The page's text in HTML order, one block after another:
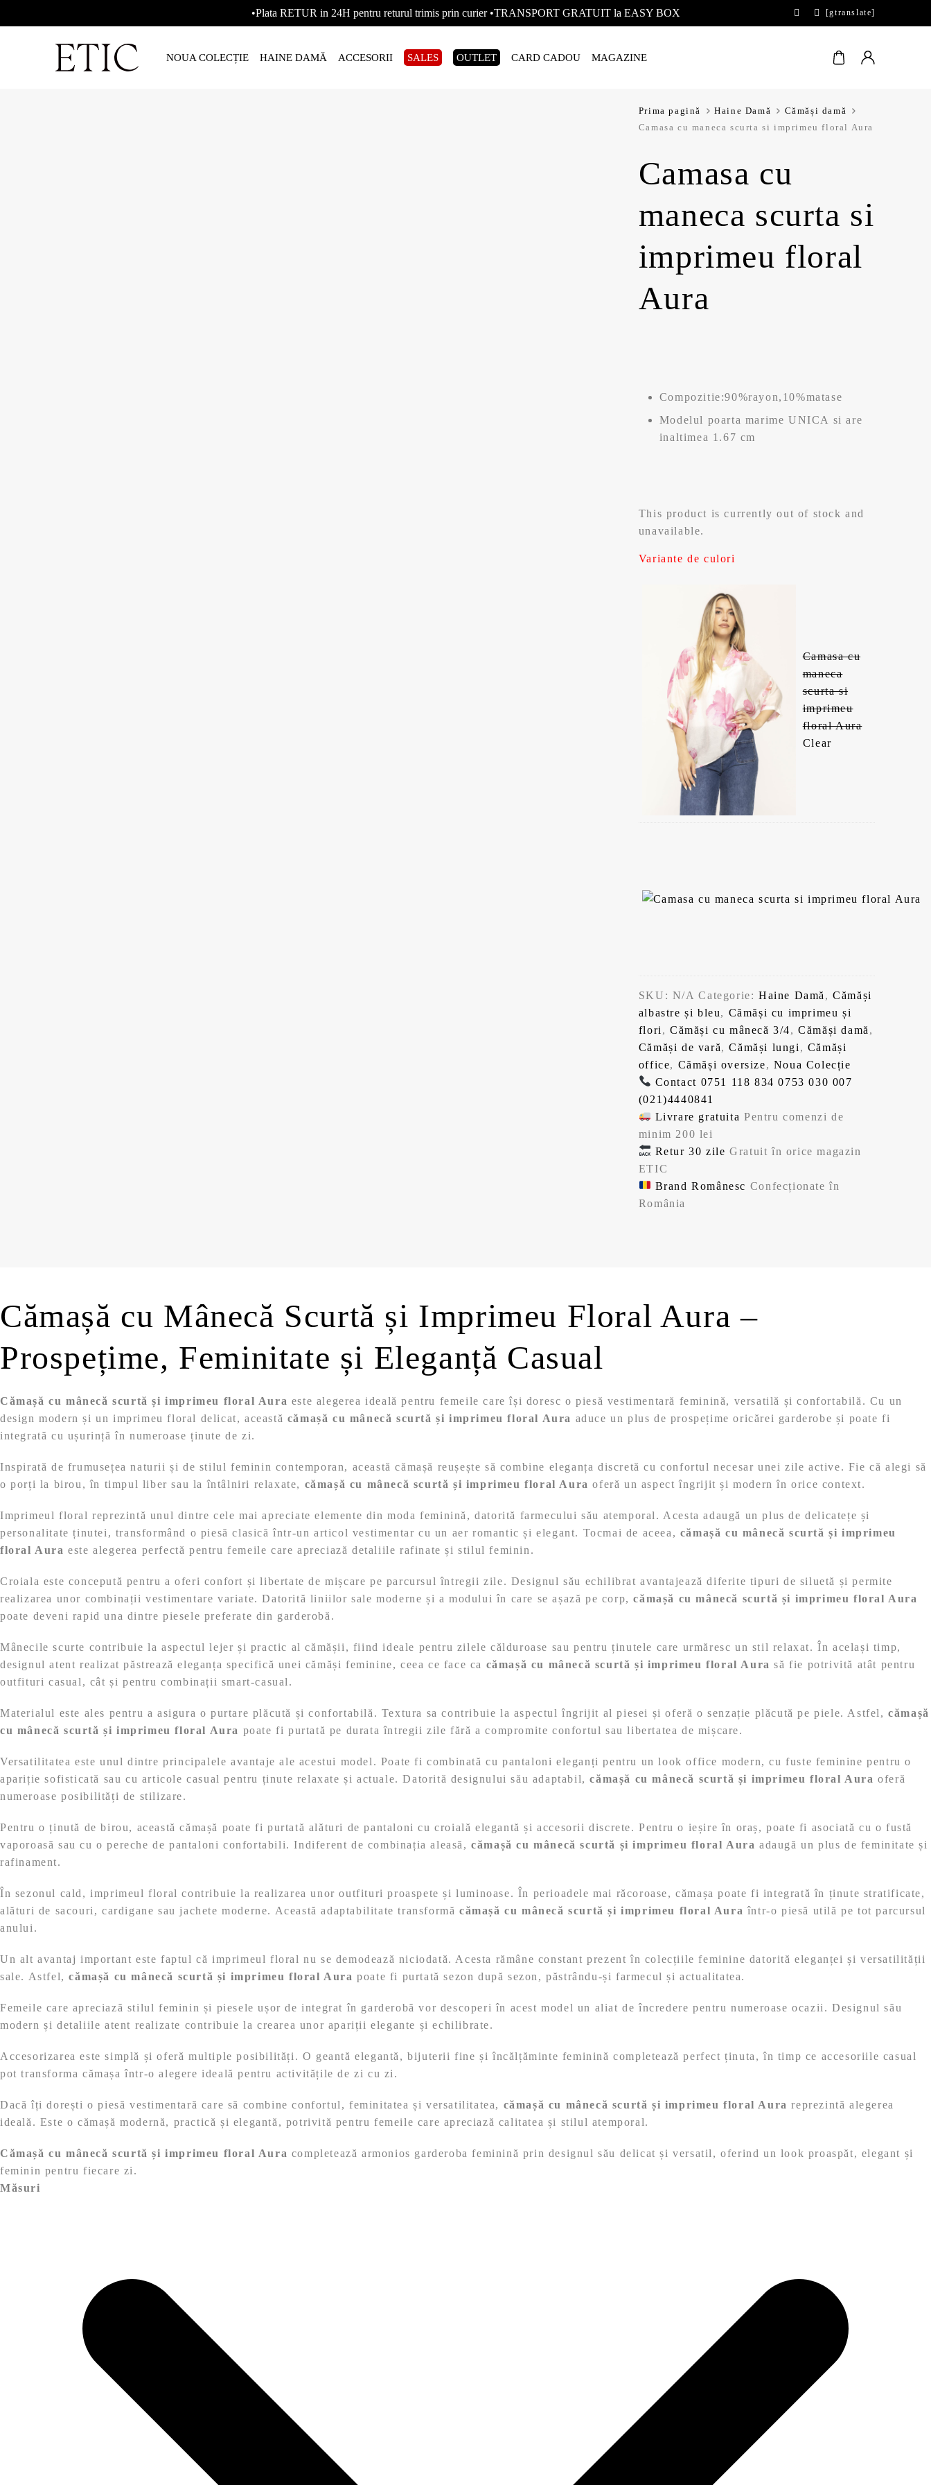
•Plata RETUR in 24H pentru returul trimis prin curier •TRANSPORT GRATUIT la EASY BOX [gtranslate]
NOUA COLECȚIE HAINE DAMĂ ACCESORII SALES OUTLET CARD CADOU MAGAZINE
Prima pagină Haine Damă
Cămăși damă
Camasa cu maneca scurta si imprimeu floral Aura
Camasa cu
maneca scurta si
imprimeu floral
Aura
Compozitie:90%rayon,10%matase
Modelul poarta marime UNICA si are
inaltimea 1.67 cm
This product is currently out of stock and
unavailable.
Variante de culori
Camasa cu
maneca
scurta si
imprimeu
floral Aura
Clear
SKU: N/A Categorie: Haine Damă ,Cămăși
albastre și bleu, Cămăși cu imprimeu și
flori ,Cămăși cu mânecă 3/4,Cămăși damă ,
Cămăși de vară,Cămăși lungi , Cămăși
office, Cămăși oversize, Noua Colecție
Contact 0751 118 834 0753 030 007
(021)4440841
Livrare gratuita Pentru comenzi de
minim 200 lei
Retur 30 zile Gratuit în orice magazin
ETIC
Brand Românesc Confecționate în
România
Cămașă cu Mânecă Scurtă și Imprimeu Floral Aura –
Prospețime, Feminitate și Eleganță Casual
Cămașă cu mânecă scurtă și imprimeu floral Aura este alegerea ideală pentru femeile care își doresc o piesă vestimentară feminină, versatilă și confortabilă. Cu un
design modern și un imprimeu floral delicat, această cămașă cu mânecă scurtă și imprimeu floral Aura aduce un plus de prospețime oricărei garderobe și poate fi
integrată cu ușurință în numeroase ținute de zi.
Inspirată de frumusețea naturii și de stilul feminin contemporan, această cămașă reușește să combine eleganța discretă cu confortul necesar unei zile active. Fie că alegi să
o porți la birou, în timpul liber sau la întâlniri relaxate, cămașă cu mânecă scurtă și imprimeu floral Aura oferă un aspect îngrijit și modern în orice context.
Imprimeul floral reprezintă unul dintre cele mai apreciate elemente din moda feminină, datorită farmecului său atemporal. Acesta adaugă un plus de delicatețe și
personalitate ținutei, transformând o piesă clasică într-un articol vestimentar cu un aer romantic și elegant. Tocmai de aceea, cămașă cu mânecă scurtă și imprimeu
floral Aura este alegerea perfectă pentru femeile care apreciază detaliile rafinate și stilul feminin.
Croiala este concepută pentru a oferi confort și libertate de mișcare pe parcursul întregii zile. Designul său echilibrat avantajează diferite tipuri de siluetă și permite
realizarea unor combinații vestimentare variate. Datorită liniilor sale moderne și a modului în care se așază pe corp,cămașă cu mânecă scurtă și imprimeu floral Aura
poate deveni rapid una dintre piesele preferate din garderobă.
Mânecile scurte contribuie la aspectul lejer și practic al cămășii, fiind ideale pentru zilele călduroase sau pentru ținutele care urmăresc un stil relaxat. În același timp,
designul atent realizat păstrează eleganța specifică unei cămăși feminine, ceea ce face ca cămașă cu mânecă scurtă și imprimeu floral Aura să fie potrivită atât pentru
outfituri casual, cât și pentru combinații smart-casual.
Materialul este ales pentru a asigura o purtare plăcută și confortabilă. Textura sa contribuie la aspectul îngrijit al piesei și oferă o senzație plăcută pe piele. Astfel,cămașă
cu mânecă scurtă și imprimeu floral Aura poate fi purtată pe durata întregii zile fără a compromite confortul sau libertatea de mișcare.
Versatilitatea este unul dintre principalele avantaje ale acestui model. Poate fi combinată cu pantaloni eleganți pentru un look office modern, cu fuste feminine pentru o
apariție sofisticată sau cu articole casual pentru ținute relaxate și actuale. Datorită designului său adaptabil,cămașă cu mânecă scurtă și imprimeu floral Aura oferă
numeroase posibilități de stilizare.
Pentru o ținută de birou, această cămașă poate fi purtată alături de pantaloni cu croială elegantă și accesorii discrete. Pentru o ieșire în oraș, poate fi asociată cu o fustă
vaporoasă sau cu o pereche de pantaloni confortabili. Indiferent de combinația aleasă,cămașă cu mânecă scurtă și imprimeu floral Aura adaugă un plus de feminitate și
rafinament.
În sezonul cald, imprimeul floral contribuie la realizarea unor outfituri proaspete și luminoase. În perioadele mai răcoroase, cămașa poate fi integrată în ținute stratificate,
alături de sacouri, cardigane sau jachete moderne. Această adaptabilitate transformă cămașă cu mânecă scurtă și imprimeu floral Aura într-o piesă utilă pe tot parcursul
anului.
Un alt avantaj important este faptul că imprimeul floral nu se demodează niciodată. Acesta rămâne constant prezent în colecțiile feminine datorită eleganței și versatilității
sale. Astfel,cămașă cu mânecă scurtă și imprimeu floral Aura poate fi purtată sezon după sezon, păstrându-și farmecul și actualitatea.
Femeile care apreciază stilul feminin și piesele ușor de integrat în garderobă vor descoperi în acest model un aliat de încredere pentru numeroase ocazii. Designul său
modern și detaliile atent realizate contribuie la crearea unor apariții elegante și echilibrate.
Accesorizarea este simplă și oferă multiple posibilități. O geantă elegantă, bijuterii fine și încălțăminte feminină completează perfect ținuta, în timp ce accesoriile casual
pot transforma cămașa într-o alegere ideală pentru activitățile de zi cu zi.
Dacă îți dorești o piesă vestimentară care să combine confortul, feminitatea și versatilitatea, cămașă cu mânecă scurtă și imprimeu floral Aura reprezintă alegerea
ideală. Este o cămașă modernă, practică și elegantă, potrivită pentru femeile care apreciază calitatea și stilul atemporal.
Cămașă cu mânecă scurtă și imprimeu floral Aura completează armonios garderoba feminină prin designul său delicat și versatil, oferind un look proaspăt, elegant și
feminin pentru fiecare zi.
Măsuri